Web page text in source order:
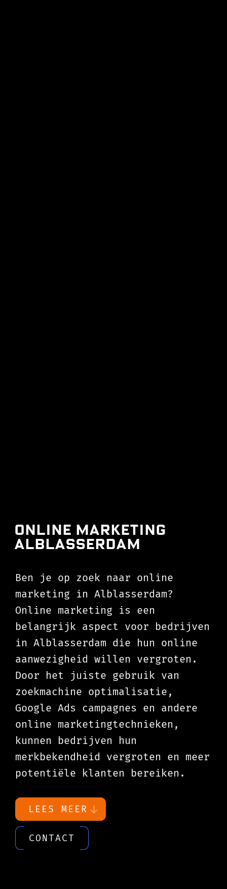
Online Marketing
Alblasserdam
Ben je op zoek naar online
marketing in Alblasserdam?
Online marketing is een
belangrijk aspect voor bedrijven
in Alblasserdam die hun online
aanwezigheid willen vergroten.
Door het juiste gebruik van
zoekmachine optimalisatie,
Google Ads campagnes en andere
online marketingtechnieken,
kunnen bedrijven hun
merkbekendheid vergroten en meer
potentiële klanten bereiken.
LEES MEER
CONTACT